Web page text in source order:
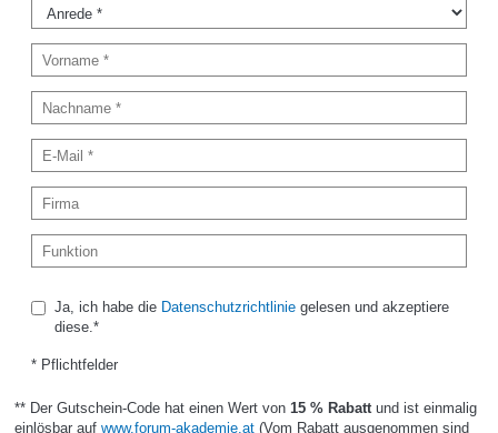
Ja, ich habe die Datenschutzrichtliniegelesen und akzeptiere
diese.*
* Pflichtfelder
** Der Gutschein-Code hat einen Wert von 15 % Rabatt und ist einmalig
einlösbar auf www.forum-akademie.at(Vom Rabatt ausgenommen sind